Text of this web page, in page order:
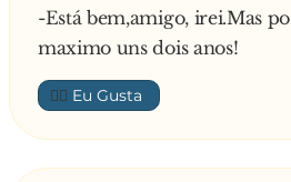
-Está bem,amigo, irei.Mas
maximo uns dois anos!
👍🏼